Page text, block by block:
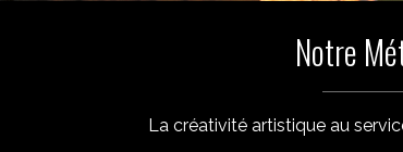
Notre
La créativité artistique au